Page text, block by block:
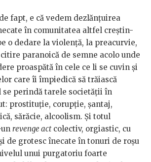
fapt, e că vedem dezlănțuirea
în comunitatea altfel creștin-
o dedare la violență, la preacurvie,
paranoică de semne acolo unde
proaspătă în cele ce li se cuvin și
care îi împiedică să trăiască
se perindă tarele societății în
prostituție, corupție, șantaj,
sărăcie, alcoolism. Și totul
revenge actcolectiv, orgiastic, cu
de grotesc înecate în tonuri de roșu
unui purgatoriu foarte